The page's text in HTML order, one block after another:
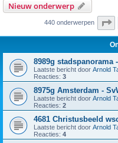
Nieuw onderwerp
440 onderwerpen
8989g stadspanorama
Laatste bericht door Arnold
Reacties: 3
8975g Amsterdam -
Laatste bericht door Arnold
Reacties: 2
4681 Christusbeeld
Laatste bericht door Arnold
Reacties: 4